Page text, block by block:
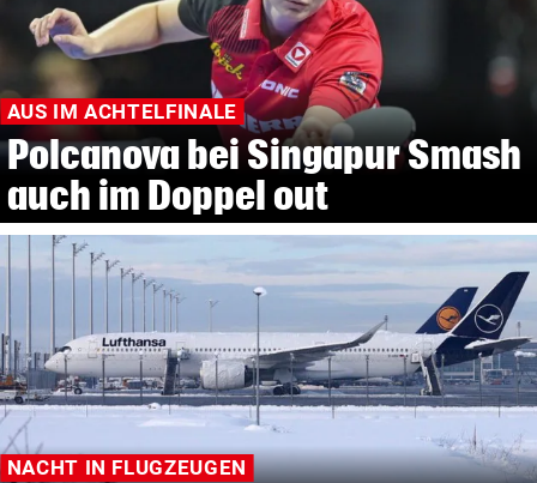
AUS IM ACHTELFINALE
Polcanova bei Singapur Smash
auch im Doppel out
NACHT IN FLUGZEUGEN